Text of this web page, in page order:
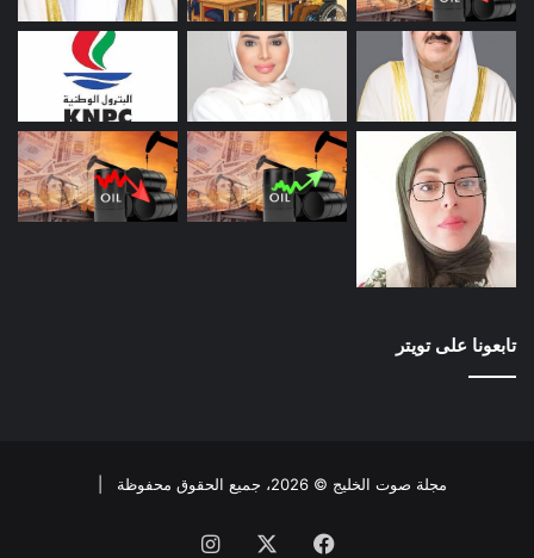
تابعونا على تويتر
مجلة صوت الخليج © 2026، جميع الحقوق محفوظة |
فيسبوك انستقرام